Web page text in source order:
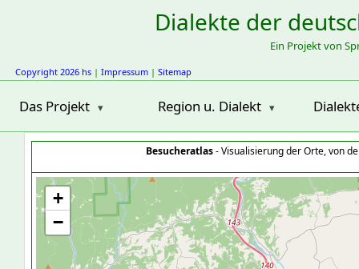
Dialekte der
Ein Projekt von
Copyright 2026 hs | Impressum | Sitemap
Das Projekt Region u. Dialekt
Besucheratlas- Visualisierung der Orte, von
+
−